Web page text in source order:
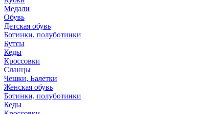
Медали
Обувь
Детская обувь
Ботинки, полуботинки
Бутсы
Кеды
Кроссовки
Сланцы
Чешки, Балетки
Женская обувь
Ботинки, полуботинки
Кеды